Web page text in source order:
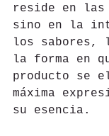
reside en
sino en la
los
la forma en
producto se
máxima
su esencia.